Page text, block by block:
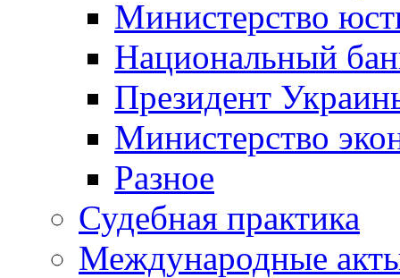
Министерство
Национальный
Президент
Министерство
Разное
Судебная практика
Международные